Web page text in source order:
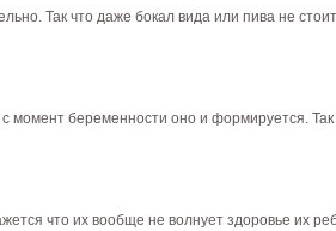
Так что даже бокал вида или пива не
беременности оно и формируется. Так
что их вообще не волнует здоровье их